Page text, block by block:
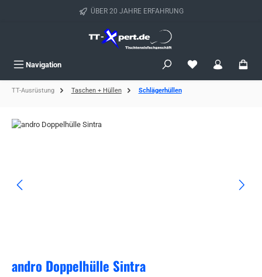
Zum Hauptinhalt springen ÜBER 20 JAHRE ERFAHRUNG
Navigation
TT-Ausrüstung Taschen + Hüllen Schlägerhüllen
Bildergalerie überspringen
andro Doppelhülle Sintra